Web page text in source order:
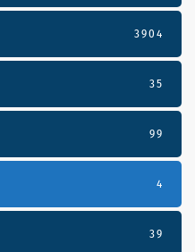
3904
35
99
4
39